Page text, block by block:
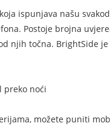
ispunjava našu
Postoje brojna
njih točna. BrightSide
noći
možete puniti